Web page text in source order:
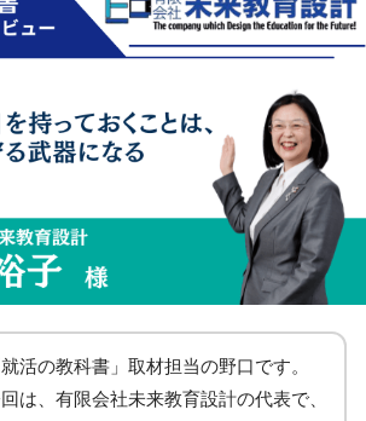
就活の教科書」取材担当の野口です。
は、有限会社未来教育設計の代表で、